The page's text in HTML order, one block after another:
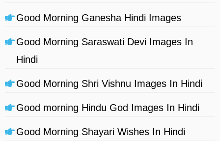
Good Morning Ganesha Hindi Images
Good Morning Saraswati Devi Images In
Hindi
Good Morning Shri Vishnu Images In Hindi
Good morning Hindu God Images In Hindi
Good Morning Shayari Wishes In Hindi